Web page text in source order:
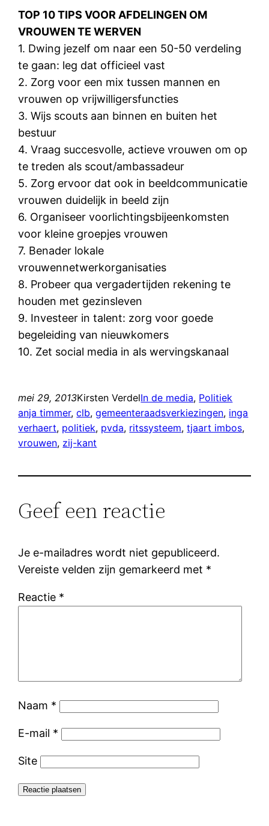
TOP 10 TIPS VOOR AFDELINGEN OM
VROUWEN TE WERVEN
1. Dwing jezelf om naar een 50-50 verdeling
te gaan: leg dat officieel vast
2. Zorg voor een mix tussen mannen en
vrouwen op vrijwilligersfuncties
3. Wijs scouts aan binnen en buiten het
bestuur
4. Vraag succesvolle, actieve vrouwen om op
te treden als scout/ambassadeur
5. Zorg ervoor dat ook in beeldcommunicatie
vrouwen duidelijk in beeld zijn
6. Organiseer voorlichtingsbijeenkomsten
voor kleine groepjes vrouwen
7. Benader lokale
vrouwennetwerkorganisaties
8. Probeer qua vergadertijden rekening te
houden met gezinsleven
9. Investeer in talent: zorg voor goede
begeleiding van nieuwkomers
10. Zet social media in als wervingskanaal
mei 29, 2013Kirsten VerdelIn de media, Politiek
anja timmer, clb, gemeenteraadsverkiezingen, inga
verhaert, politiek, pvda, ritssysteem, tjaart imbos
vrouwen, zij-kant
Geef een reactie
Je e-mailadres wordt niet gepubliceerd.
Vereiste velden zijn gemarkeerd met *
Reactie *
Naam *
E-mail *
Site